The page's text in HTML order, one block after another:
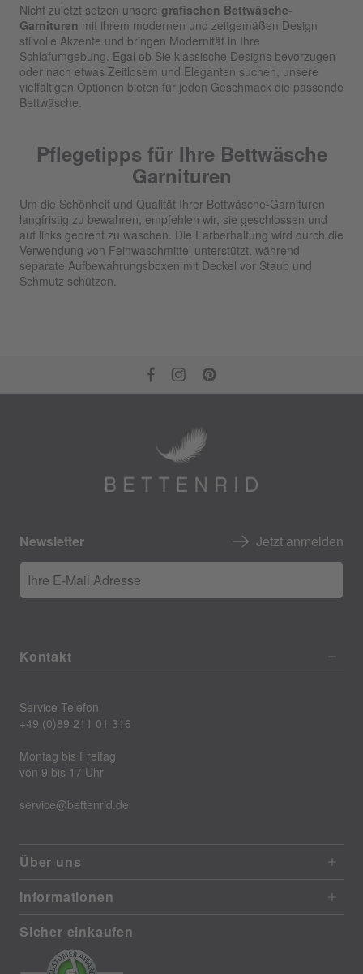
Nicht zuletzt setzen unsere grafischen Bettwäsche-
Garnituren mit ihrem modernen und zeitgemäßen Design
stilvolle Akzente und bringen Modernität in Ihre
Schlafumgebung. Egal ob Sie klassische Designs bevorzugen
oder nach etwas Zeitlosem und Eleganten suchen, unsere
vielfältigen Optionen bieten für jeden Geschmack die passende
Bettwäsche.
Pflegetipps für Ihre Bettwäsche
Garnituren
Um die Schönheit und Qualität Ihrer Bettwäsche-Garnituren
langfristig zu bewahren, empfehlen wir, sie geschlossen und
auf links gedreht zu waschen. Die Farberhaltung wird durch die
Verwendung von Feinwaschmittel unterstützt, während
separate Aufbewahrungsboxen mit Deckel vor Staub und
Schmutz schützen.
Newsletter Jetzt anmelden
Ihre E-Mail Adresse
Kontakt
Service-Telefon
+49 (0)89 211 01 316
Montag bis Freitag
von 9 bis 17 Uhr
service@bettenrid.de
Über uns
Informationen
Sicher einkaufen